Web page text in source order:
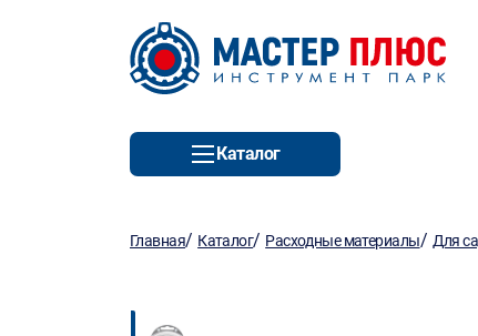
Каталог
Главная/ Каталог/ Расходные материалы/ Для